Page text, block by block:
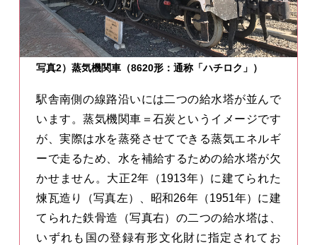
写真2）蒸気機関車（8620形：通称「ハチロク」）
駅舎南側の線路沿いには二つの給水塔が並んで
います。蒸気機関車＝石炭というイメージです
が、実際は水を蒸発させてできる蒸気エネルギ
ーで走るため、水を補給するための給水塔が欠
かせません。大正2年（1913年）に建てられた
煉瓦造り（写真左）、昭和26年（1951年）に建
てられた鉄骨造（写真右）の二つの給水塔は、
いずれも国の登録有形文化財に指定されてお